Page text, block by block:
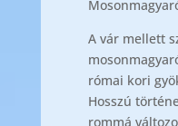
A vár mellett
római kori
Hosszú
rommá